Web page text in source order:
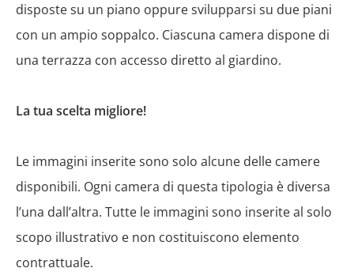
disposte su un piano oppure svilupparsi su due piani
con un ampio soppalco. Ciascuna camera dispone di
una terrazza con accesso diretto al giardino.
La tua scelta migliore!
Le immagini inserite sono solo alcune delle camere
disponibili. Ogni camera di questa tipologia è diversa
l’una dall’altra. Tutte le immagini sono inserite al solo
scopo illustrativo e non costituiscono elemento
contrattuale.